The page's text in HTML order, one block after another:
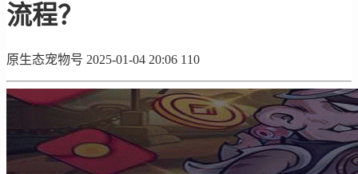
流程？
原生态宠物号 2025-01-04 20:06 110